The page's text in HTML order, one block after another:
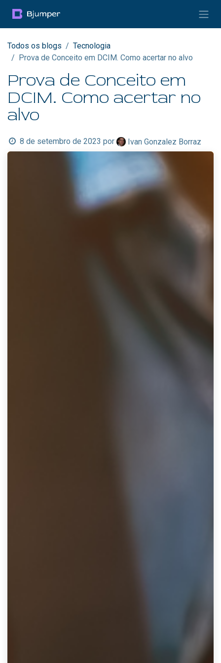
Todos os blogs
Tecnologia
​Prova de Conceito em DCIM. Como acertar no alvo
​Prova de Conceito em
DCIM. Como acertar no
alvo
8 de setembro de 2023 por Ivan Gonzalez Borraz